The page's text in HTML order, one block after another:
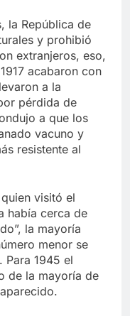
la República de
y prohibió
extranjeros, eso,
acabaron con
a la
pérdida de
a que los
vacuno y
resistente al
visitó el
había cerca de
la mayoría
menor se
Para 1945 el
de la mayoría de